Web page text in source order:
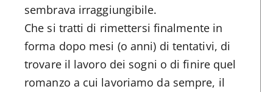
sembrava irraggiungibile.
Che si tratti di rimettersi finalmente in
forma dopo mesi (o anni) di tentativi, di
trovare il lavoro dei sogni o di finire quel
romanzo a cui lavoriamo da sempre, il